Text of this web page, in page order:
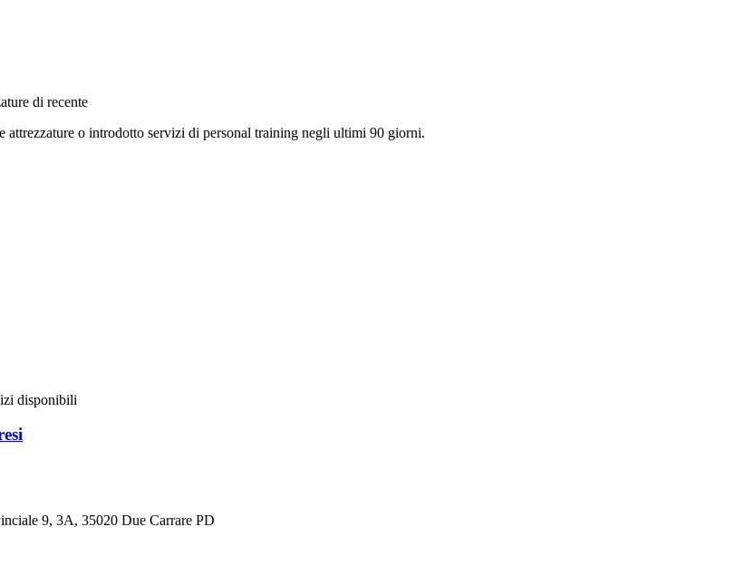
di recente
o introdotto servizi di personal training negli ultimi 90 giorni.
disponibili
9, 3A, 35020 Due Carrare PD